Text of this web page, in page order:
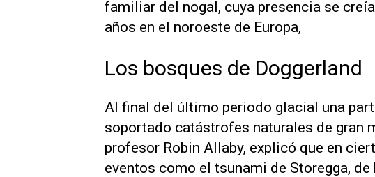
familiar del nogal, cuya presencia se
años en el noroeste de Europa,
Los bosques de Doggerland
Al final del último periodo glacial una
soportado catástrofes naturales de gran
profesor Robin Allaby, explicó que en
eventos como el tsunami de Storegga, de